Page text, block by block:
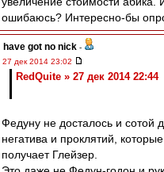
ошибаюсь? Интересно-бы
have got no nick -
27 дек 2014 23:02
RedQuite » 27 дек 2014 22:44
Федуну не досталось и сотой
негатива и проклятий,
получает Глейзер.